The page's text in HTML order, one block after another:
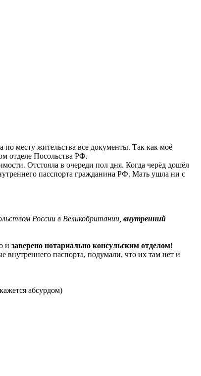
месту жительства все документы. Так как моё
отделе Посольства РФ.
Отстояла в очереди пол дня. Когда черёд дошёл
пасспорта гражданина РФ. Мать ушла ни с
России в Великобритании, внутренний
и заверено нотариально консульским отделом!
внутреннего паспорта, подумали, что их там нет и
абсурдом)